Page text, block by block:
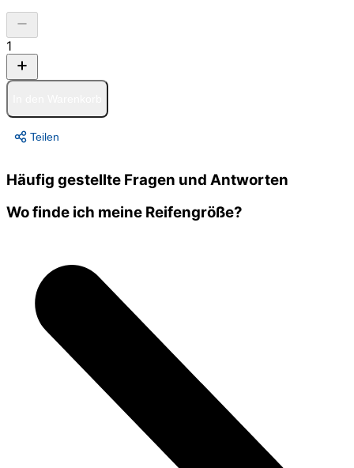
1
Teilen
Häufig gestellte Fragen und Antworten
Wo finde ich meine Reifengröße?